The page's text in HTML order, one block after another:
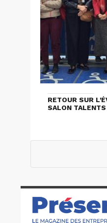
RETOUR SUR
SALON TALENTS